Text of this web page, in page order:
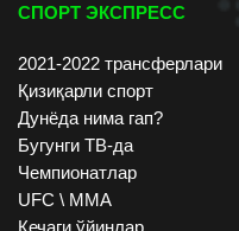
СПОРТ ЭКСПРЕСС
2021-2022 трансферлари
Қизиқарли спорт
Дунёда нима гап?
Бугунги ТВ-да
Чемпионатлар
UFC \ ММА
Кечаги ўйинлар